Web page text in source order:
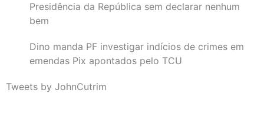
Presidência da República sem declarar nenhum
bem
Dino manda PF investigar indícios de crimes em
emendas Pix apontados pelo TCU
Tweets by JohnCutrim